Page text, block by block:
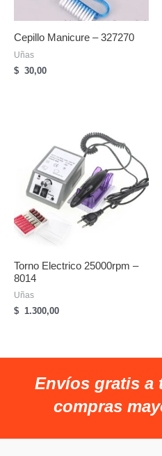
Cepillo Manicure – 327270
Uñas
$ 30,00
Torno Electrico 25000rpm –
8014
Uñas
$ 1.300,00
Envíos gratis a
compras